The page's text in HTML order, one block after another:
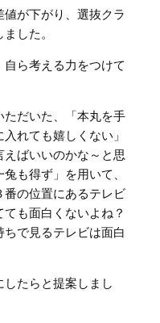
が下がり、選抜クラ
した。
ら考える力をつけて
だいた、「本丸を手
れても嬉しくない」
えばいいのかな～と思
も得ず」を用いて、
の位置にあるテレビ
も面白くないよね？
で見るテレビは面白
たらと提案しまし